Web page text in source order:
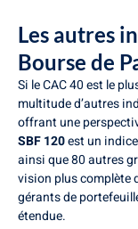
Les autres
Bourse de
Si le CAC 40 est le
multitude d’autres
offrant une
SBF 120est un
ainsi que 80 autres
vision plus complète
gérants de
étendue.